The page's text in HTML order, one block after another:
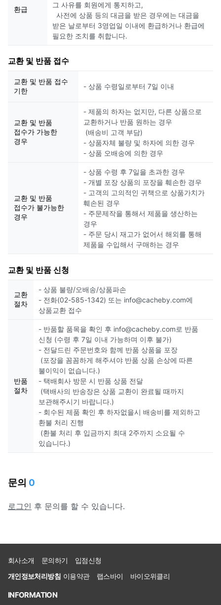
환급
그 사유를 회원에게 통지하고,
사전에 상품 등의 대금을 받은 경우에는 대금을
받은 날로부터 3영업일 이내에 환급하거나 환급에
필요한 조치를 취합니다.
교환 및 반품 접수
교환 및 반품 접수
기한
- 상품 수령일로부터 7일 이내
교환 및 반품
접수가 가능한
경우
- 제품의 하자는 없지만, 다른 상품으로
교환하거나 반품 원하는 경우
(배송비 고객 부담)
- 상품자체 불량 및 하자에 의한 경우
- 상품 오배송에 의한 경우
교환 및 반품
접수가 불가능한
경우
- 상품 수령 후 7일을 초과한 경우
- 개별 포장 상품의 포장을 훼손한 경우
- 고객의 고의적인 귀책으로 상품가치가
훼손된 경우
- 주문제작을 통해서 제품을 생산하는
경우
- 주문 당시 재고가 없어서 해외를 통해
제품을 수입해서 구매하는 경우
교환 및 반품 신청
교환
절차
- 상품 불량/오배송/상품파손
- 전화(02-585-1342) 또는 info@cacheby.com에
상품교환 접수
반품
절차
- 반품할 품목을 확인 후 info@cacheby.com로 반품
신청 (수령 후 7일 이내 가능하며 이후 불가)
- 전달드린 주문번호와 함께 반품 상품을 포장
(포장을 꼼꼼하게 해주셔야 반품 상품 손상에 따른
불이익이 없습니다.)
- 택배회사 방문 시 반품 상품 전달
(택배사의 반송장은 상품 교환이 완료될 때까지
보관해주시기 바랍니다.)
- 회수된 제품 확인 후 하자없을시 배송비를 제외하고
환불 처리 진행
(환불 처리 후 입금까지 최대 2주까지 소요될 수
있습니다.)
문의 0
로그인 후 문의를 할 수 있습니다.
회사소개 문의하기
입점신청
개인정보처리방침 이용약관 랩스바이 바이오위클리
INFORMATION